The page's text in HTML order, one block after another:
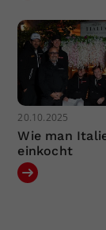
20.10.2025
Wie man
einkocht